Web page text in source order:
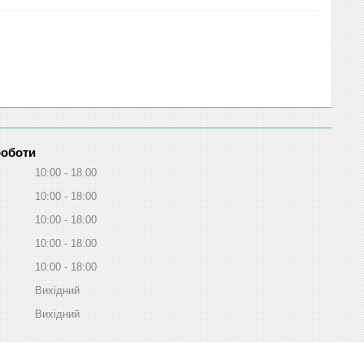
10:00
18:00
10:00
18:00
10:00
18:00
10:00
18:00
10:00
18:00
Вихідний
Вихідний